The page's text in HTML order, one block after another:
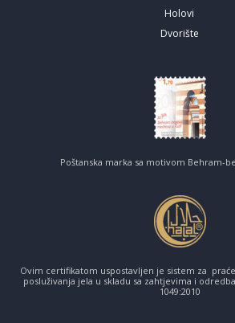
Holovi
Dvorište
Poštanska marka sa motivom Behram-
Ovim certifikatom uspostavljen je sistem za
posluživanja jela u skladu sa zahtjevima i
1049:2010